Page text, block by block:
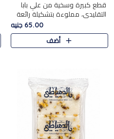
قطع كبيرة وسخية من علي بابا
التقليدي، مملوءة بتشكيلة رائعة
من المكسرات المحمصة المحمرة.
65.00 جنيه
أضف